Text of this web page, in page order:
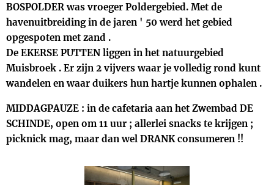
BOSPOLDER was vroeger Poldergebied. Met de
havenuitbreiding in de jaren ' 50 werd het gebied
opgespoten met zand .
De EKERSE PUTTEN liggen in het natuurgebied
Muisbroek . Er zijn 2 vijvers waar je volledig rond kunt
wandelen en waar duikers hun hartje kunnen ophalen .
MIDDAGPAUZE : in de cafetaria aan het Zwembad DE
SCHINDE, open om 11 uur ; allerlei snacks te krijgen ;
picknick mag, maar dan wel DRANK consumeren !!